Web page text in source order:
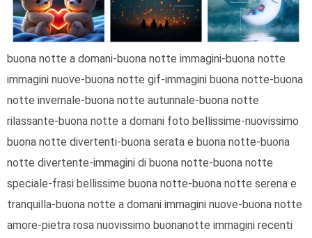
buona notte a domani-buona notte immagini-buona notte
immagini nuove-buona notte gif-immagini buona notte-buona
notte invernale-buona notte autunnale-buona notte
rilassante-buona notte a domani foto bellissime-nuovissimo
buona notte divertenti-buona serata e buona notte-buona
notte divertente-immagini di buona notte-buona notte
speciale-frasi bellissime buona notte-buona notte serena e
tranquilla-buona notte a domani immagini nuove-buona notte
amore-pietra rosa nuovissimo buonanotte immagini recenti